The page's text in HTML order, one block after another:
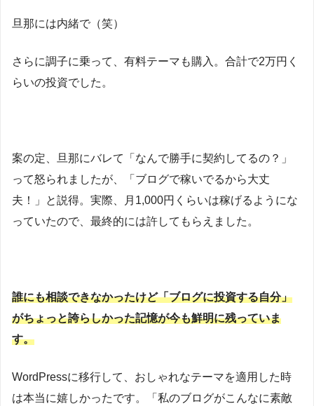
旦那には内緒で（笑）
さらに調子に乗って、有料テーマも購入。合計で2万円く
らいの投資でした。
案の定、旦那にバレて「なんで勝手に契約してるの？」
って怒られましたが、「ブログで稼いでるから大丈
夫！」と説得。実際、月1,000円くらいは稼げるようにな
っていたので、最終的には許してもらえました。
誰にも相談できなかったけど「ブログに投資する自分」
がちょっと誇らしかった記憶が今も鮮明に残っていま
す。
WordPressに移行して、おしゃれなテーマを適用した時
は本当に嬉しかったです。「私のブログがこんなに素敵